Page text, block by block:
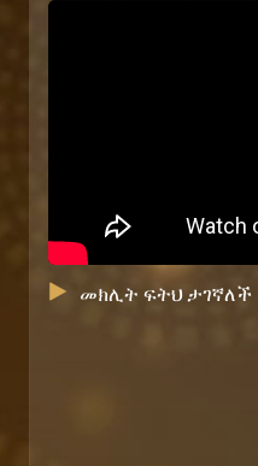
መክሊት ፍትህ ታገኛለች